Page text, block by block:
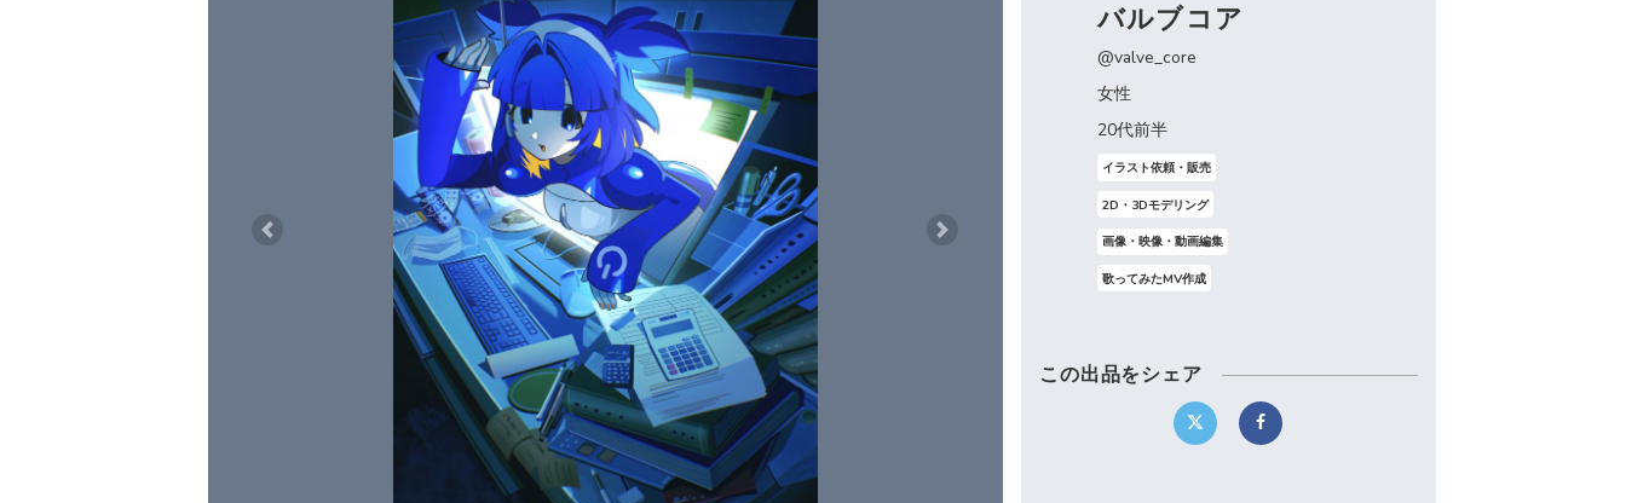
Previous Next
バルブコア
@valve_core
女性
20代前半
イラスト依頼・販売
2D・3Dモデリング
画像・映像・動画編集
歌ってみたMV作成
この出品をシェア